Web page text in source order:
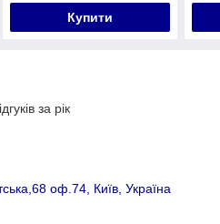
DT50V20G(PD)/2G
Купити
за рік
оф.74, Київ, Україна